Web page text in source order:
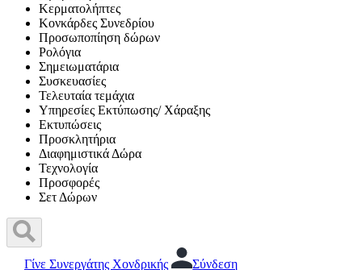
Κερματολήπτες
Κονκάρδες Συνεδρίου
Προσωποπίηση δώρων
Ρολόγια
Σημειωματάρια
Συσκευασίες
Τελευταία τεμάχια
Υπηρεσίες Εκτύπωσης/ Χάραξης
Εκτυπώσεις
Προσκλητήρια
Διαφημιστικά Δώρα
Τεχνολογία
Προσφορές
Σετ Δώρων
Γίνε Συνεργάτης Χονδρικής Σύνδεση